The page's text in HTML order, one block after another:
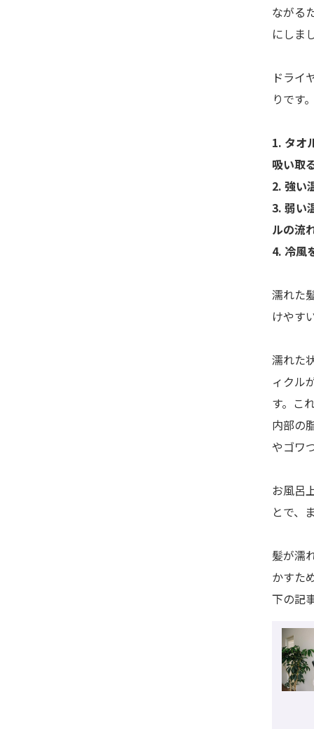
ながる
にしま
ドライ
りです
1. タオ
吸い取
2. 強い
3. 弱い
ルの流
4. 冷風
濡れた
けやす
濡れた
ィクル
す。こ
内部の
やゴワ
お風呂
とで、
髪が濡
かすた
下の記